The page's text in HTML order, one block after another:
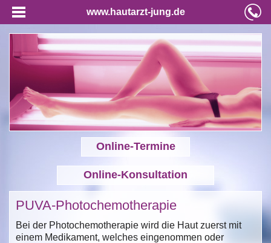
www.hautarzt-jung.de
Online-Termine
Online-Konsultation
PUVA-Photochemotherapie
Bei der Photochemotherapie wird die Haut zuerst mit
einem Medikament, welches eingenommen oder